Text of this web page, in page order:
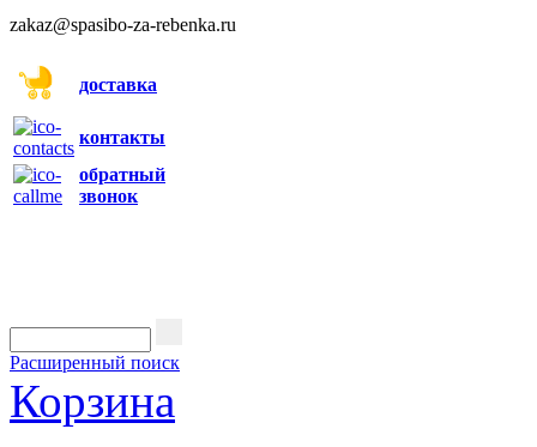
zakaz@spasibo-za-rebenka.ru
доставка
контакты
обратный
звонок
Расширенный поиск
Корзина